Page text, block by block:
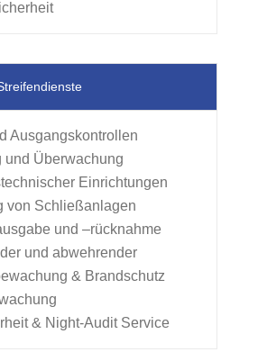
Ausgangskontrollen
und Überwachung
Einrichtungen
von Schließanlagen
und –rücknahme
und abwehrender
& Brandschutz
& Night-Audit Service